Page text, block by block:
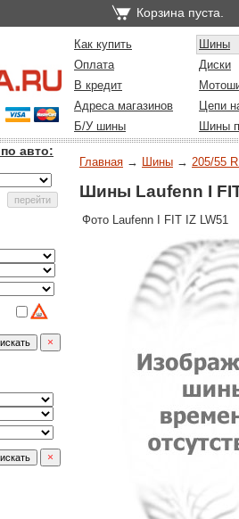
Корзина пуста.
Как купить
Шины
Оплата
Диски
В кредит
Адреса магазинов
Цепи
Б/У шины
Шины
авто:
Главная → Шины → 205/55
Шины Laufenn I
Фото Laufenn I FIT IZ LW51